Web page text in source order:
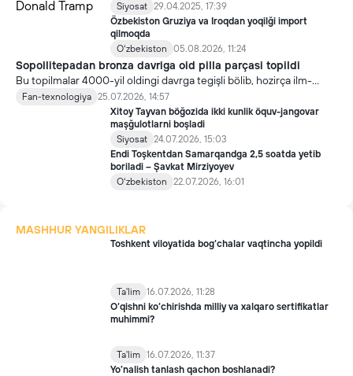
Siyosat 29.04.2025, 17:39
Özbekiston Gruziya va Iroqdan yoqilği import
qilmoqda
Oʻzbekiston
05.08.2026, 11:24
Sopollitepadan bronza davriga oid pilla parçasi topildi
Bu topilmalar 4000-yil oldingi davrga tegişli bölib, hozirça ilm-
fanga ma’lum bölgan eng qadimgi xonaki ipak qurti pillalari
Fan-texnologiya 25.07.2026, 14:57
Xitoy Tayvan böğozida ikki kunlik öquv-jangovar
maşğulotlarni boşladi
Siyosat 24.07.2026, 15:03
Endi Toşkentdan Samarqandga 2,5 soatda yetib
boriladi – Şavkat Mirziyoyev
Oʻzbekiston
22.07.2026, 16:01
MASHHUR YANGILIKLAR
Toshkent viloyatida bog‘chalar vaqtincha yopildi
Ta'lim 16.07.2026, 11:28
O‘qishni ko‘chirishda milliy va xalqaro sertifikatlar
muhimmi?
Ta'lim 16.07.2026, 11:37
Yo’nalish tanlash qachon boshlanadi?